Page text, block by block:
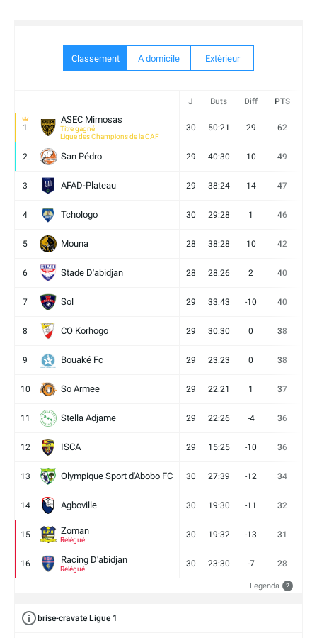
Classement A domicile Extèrieur
J Buts Diff PTS
1
ASEC Mimosas
Titre gagné
Ligue des Champions de la CAF
30 50:21 29 62
2 San Pédro 29 40:30 10 49
3 AFAD-Plateau 29 38:24 14 47
4 Tchologo 30 29:28 1 46
5 Mouna 28 38:28 10 42
6 Stade D'abidjan 28 28:26 2 40
7 Sol 29 33:43 -10 40
8 CO Korhogo 29 30:30 0 38
9 Bouaké Fc 29 23:23 0 38
10 So Armee 29 22:21 1 37
11 Stella Adjame 29 22:26 -4 36
12 ISCA 29 15:25 -10 36
13 Olympique Sport d'Abobo FC 30 27:39 -12 34
14 Agboville 30 19:30 -11 32
15 Zoman
Relégué
30 19:32 -13 31
16 Racing D'abidjan
Relégué
30 23:30 -7 28
Legenda ?
brise-cravate Ligue 1